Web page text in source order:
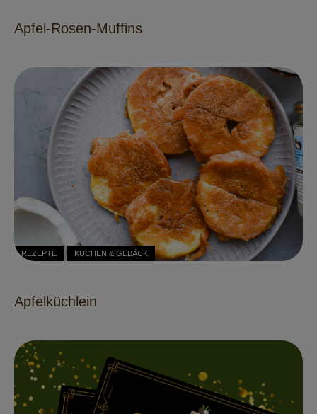
Apfel-Rosen-Muffins
REZEPTE KUCHEN & GEBÄCK
Apfelküchlein